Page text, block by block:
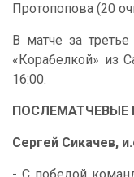
Протопопова (20
В матче за
«Корабелкой» из
16:00.
Сергей Сикачев,